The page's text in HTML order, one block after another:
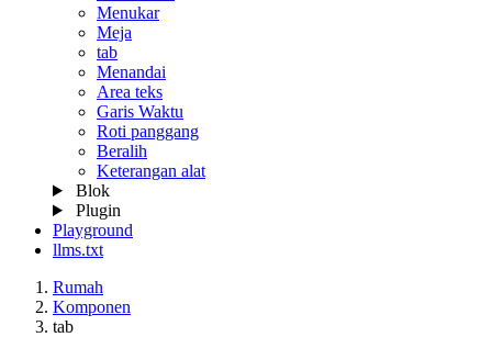
Menukar
Meja
tab
Menandai
Area teks
Garis Waktu
Roti panggang
Beralih
Keterangan alat
Blok
Plugin
Playground
llms.txt
Rumah
Komponen
tab